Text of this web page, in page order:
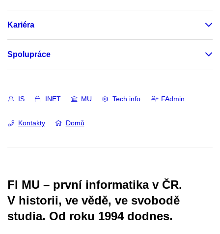
Kariéra
Spolupráce
IS INET MU Tech info FAdmin
Kontakty Domů
FI MU – první informatika v ČR.
V historii, ve vědě, ve svobodě
studia. Od roku 1994 dodnes.